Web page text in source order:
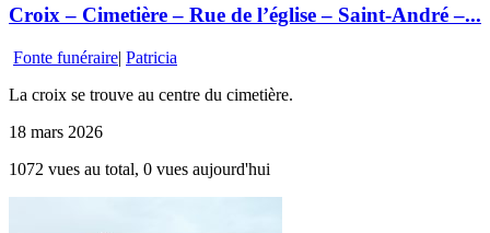
Croix – Cimetière – Rue de l’église – Saint-André –...
Fonte funéraire| Patricia
La croix se trouve au centre du cimetière.
18 mars 2026
1072 vues au total, 0 vues aujourd'hui